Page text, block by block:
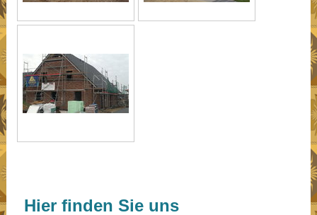
Hier finden Sie uns